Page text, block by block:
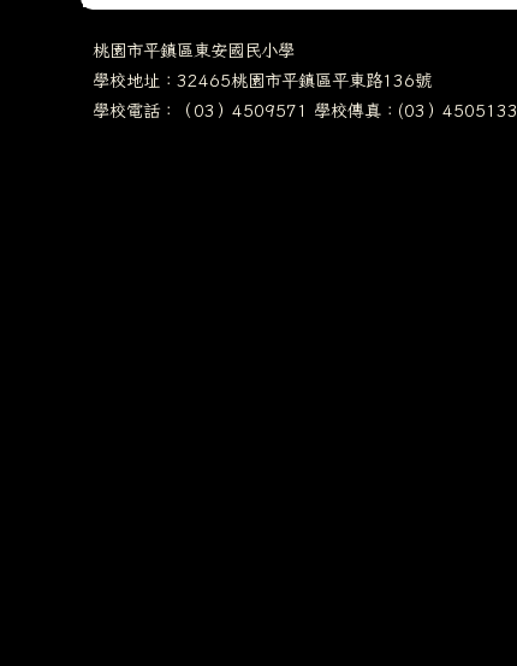
桃園市平鎮區東安國民小學
學校地址：32465桃園市平鎮區平東路136號
學校電話：（03）4509571 學校傳真：(03）4505133